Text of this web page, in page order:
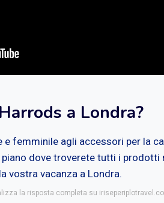
a Londra?
e femminile agli accessori per la
dove troverete tutti i
vostra vacanza a Londra.
la risposta completa su